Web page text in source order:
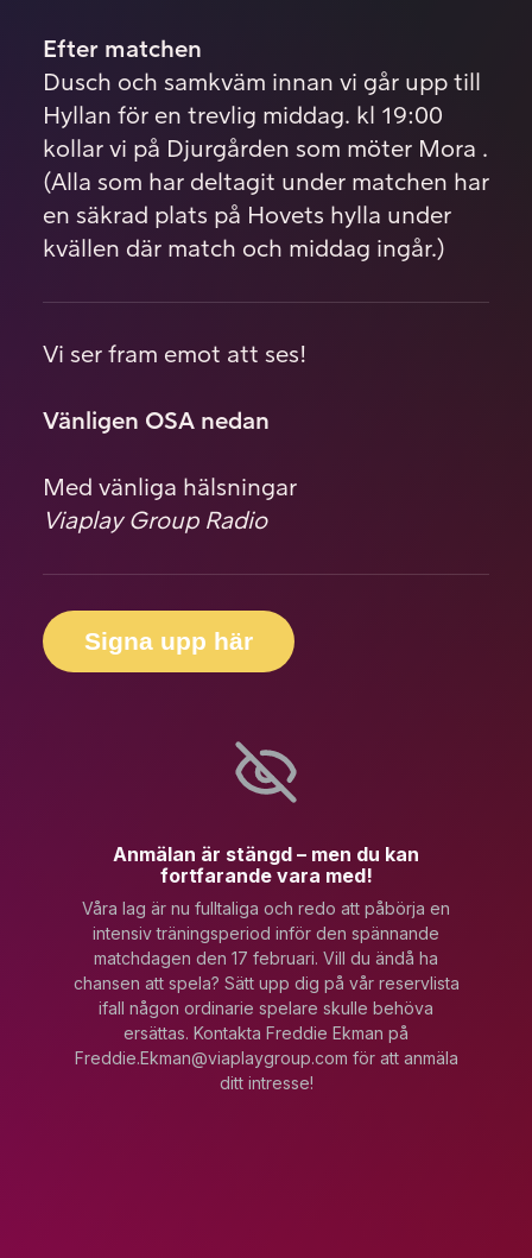
Efter matchen
Dusch och samkväm innan vi går upp till
Hyllan för en trevlig middag. kl 19:00
kollar vi på Djurgården som möter Mora .
(Alla som har deltagit under matchen har
en säkrad plats på Hovets hylla under
kvällen där match och middag ingår.)
Vi ser fram emot att ses!
Vänligen OSA nedan
Med vänliga hälsningar
Viaplay Group Radio
Signa upp här